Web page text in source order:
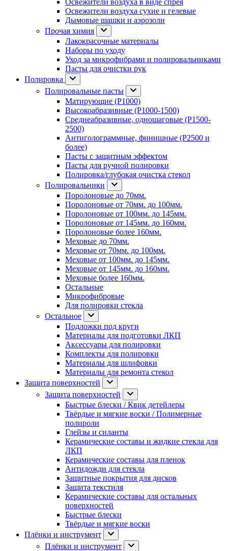
Освежители воздуха сухие и гелевые
Дымовые шашки и аэрозоли
Прочая химия
Лакокрасочные материалы
Наборы по уходу
Уход за микрофибрами и полировальниками
Пасты для очистки рук
Полировка
Полировальные пасты
Матирующие (P1000)
Высокоабразивные (P1000-1500)
Среднеабразивные, одношаговые (P1500-
2500)
Антиголограммные, финишные (P2500 и
более)
Пасты с защитным эффектом
Пасты для ручной полировки
Полировка/глубокая очистка стекол
Полировальники
Поролоновые до 70мм.
Поролоновые от 70мм. до 100мм.
Поролоновые от 100мм. до 145мм.
Поролоновые от 145мм. до 160мм.
Поролоновые более 160мм.
Меховые до 70мм.
Меховые от 70мм. до 100мм.
Меховые от 100мм. до 145мм.
Меховые от 145мм. до 160мм.
Меховые более 160мм.
Остальные
Микрофибровые
Для полировки стекла
Остальное
Подложки под круги
Материалы для подготовки ЛКП
Аксессуары для полировки
Комплекты для полировки
Материалы для шлифовки
Материалы для ремонта стекол
Защита поверхностей
Защита поверхностей
Быстрые блески / Квик детейлеры
Твёрдые и мягкие воски / Полимерные
полироли
Глейзы и силанты
Керамические составы и жидкие стекла для
ЛКП
Керамические составы для пленок
Антидожди для стекла
Защитные покрытия для дисков
Защита текстиля
Керамические составы для остальных
поверхностей
Быстрые блески
Твёрдые и мягкие воски
Плёнки и инструмент
Плёнки и инструмент